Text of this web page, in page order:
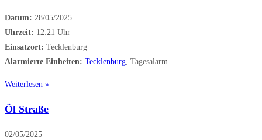
Datum: 28/05/2025
Uhrzeit: 12:21 Uhr
Einsatzort: Tecklenburg
Alarmierte Einheiten: Tecklenburg, Tagesalarm
Weiterlesen »
Öl Straße
02/05/2025